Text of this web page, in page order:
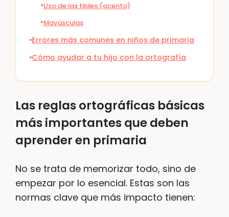
Uso de las tildes (acento)
Mayúsculas
Errores más comunes en niños de primaria
Cómo ayudar a tu hijo con la ortografía
Las reglas ortográficas básicas
más importantes que deben
aprender en primaria
No se trata de memorizar todo, sino de
empezar por lo esencial. Estas son las
normas clave que más impacto tienen: